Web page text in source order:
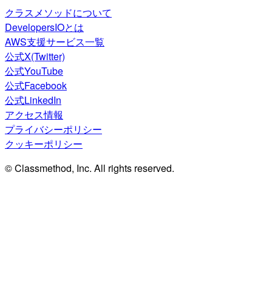
クラスメソッドについて
DevelopersIOとは
AWS支援サービス一覧
公式X(Twitter)
公式YouTube
公式Facebook
公式LinkedIn
アクセス情報
プライバシーポリシー
クッキーポリシー
© Classmethod, Inc. All rights reserved.